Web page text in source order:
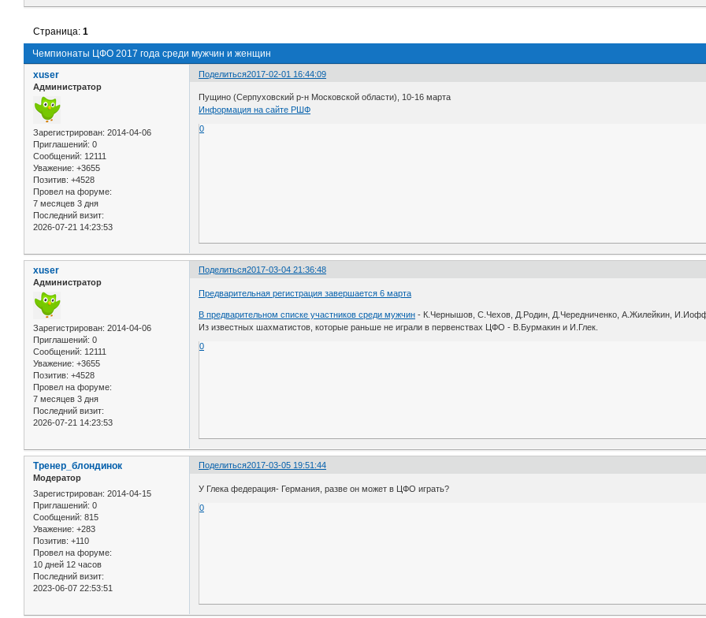
Чемпионаты ЦФО 2017 года среди мужчин и женщин
Страница:1
Поделиться2017-02-01 16:44:09
xuser
Администратор
Зарегистрирован: 2014-04-06
Приглашений: 0
Сообщений: 12111
Уважение: +3655
Позитив: +4528
Провел на форуме:
7 месяцев 3 дня
Последний визит:
2026-07-21 14:23:53
Пущино (Серпуховский р-н Московской области), 10-16 марта
Информация на сайте РШФ
0
Поделиться2017-03-04 21:36:48
xuser
Администратор
Зарегистрирован: 2014-04-06
Приглашений: 0
Сообщений: 12111
Уважение: +3655
Позитив: +4528
Провел на форуме:
7 месяцев 3 дня
Последний визит:
2026-07-21 14:23:53
Предварительная регистрация завершается 6 марта
В предварительном списке участников среди мужчин - К.Чернышов, С.Чехов, Д.Родин, Д.Чередниченко, А.Жилейкин,
Из известных шахматистов, которые раньше не играли в первенствах ЦФО - В.Бурмакин и И.Глек.
0
Поделиться2017-03-05 19:51:44
Тренер_блондинок
Модератор
Зарегистрирован: 2014-04-15
Приглашений: 0
Сообщений: 815
Уважение: +283
Позитив: +110
Провел на форуме:
10 дней 12 часов
Последний визит:
2023-06-07 22:53:51
У Глека федерация- Германия, разве он может в ЦФО играть?
0